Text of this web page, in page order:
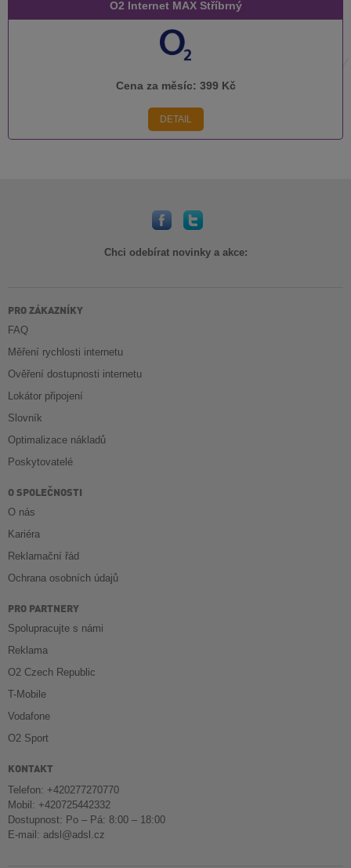
O2 Internet MAX Stříbrný
Cena za měsíc: 399 Kč
DETAIL
Chci odebírat novinky a akce:
PRO ZÁKAZNÍKY
FAQ
Měření rychlosti internetu
Ověření dostupnosti internetu
Lokátor připojení
Slovník
Optimalizace nákladů
Poskytovatelé
O SPOLEČNOSTI
O nás
Kariéra
Reklamační řád
Ochrana osobních údajů
PRO PARTNERY
Spolupracujte s námi
Reklama
O2 Czech Republic
T-Mobile
Vodafone
O2 Sport
KONTAKT
Telefon: +420277270770
Mobil: +420725442332
Dostupnost: Po – Pá: 8:00 – 18:00
E-mail: adsl@adsl.cz